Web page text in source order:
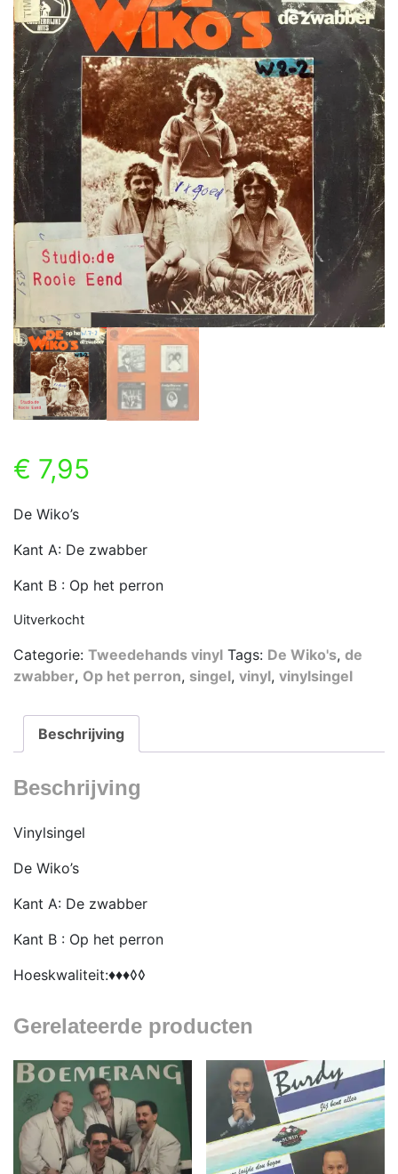
€ 7,95
De Wiko’s
Kant A: De zwabber
Kant B : Op het perron
Uitverkocht
Categorie: Tweedehands vinyl Tags: De Wiko's, de
zwabber, Op het perron, singel, vinyl, vinylsingel
Beschrijving
Beschrijving
Vinylsingel
De Wiko’s
Kant A: De zwabber
Kant B : Op het perron
Hoeskwaliteit:♦♦♦◊◊
Gerelateerde producten